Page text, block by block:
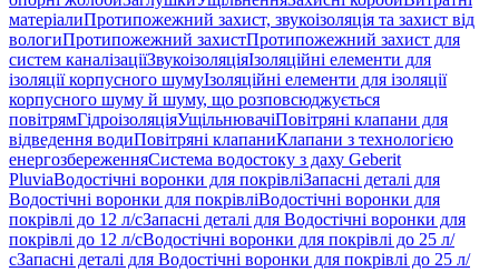
матеріалиПротипожежний захист, звукоізоляція та захист від
вологиПротипожежний захистПротипожежний захист для
систем каналізаціїЗвукоізоляціяІзоляційні елементи для
ізоляції корпусного шумуІзоляційні елементи для ізоляції
корпусного шуму й шуму, що розповсюджується
повітрямГідроізоляціяУщільнювачіПовітряні клапани для
відведення водиПовітряні клапаниКлапани з технологією
енергозбереженняСистема водостоку з даху Geberit
PluviaВодостічні воронки для покрівліЗапасні деталі для
Водостічні воронки для покрівліВодостічні воронки для
покрівлі до 12 л/сЗапасні деталі для Водостічні воронки для
покрівлі до 12 л/сВодостічні воронки для покрівлі до 25 л/
сЗапасні деталі для Водостічні воронки для покрівлі до 25 л/